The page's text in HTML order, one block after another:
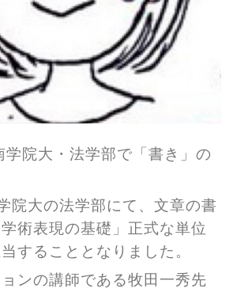
学院大・法学部で「書き」の
院大の法学部にて、文章の書
術表現の基礎」正式な単位
することとなりました。
ンの講師である牧田一秀先